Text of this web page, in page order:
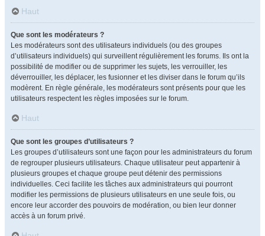
Haut
Que sont les modérateurs ?
Les modérateurs sont des utilisateurs individuels (ou des groupes
d’utilisateurs individuels) qui surveillent régulièrement les forums. Ils ont la
possibilité de modifier ou de supprimer les sujets, les verrouiller, les
déverrouiller, les déplacer, les fusionner et les diviser dans le forum qu’ils
modèrent. En règle générale, les modérateurs sont présents pour que les
utilisateurs respectent les règles imposées sur le forum.
Haut
Que sont les groupes d’utilisateurs ?
Les groupes d’utilisateurs sont une façon pour les administrateurs du forum
de regrouper plusieurs utilisateurs. Chaque utilisateur peut appartenir à
plusieurs groupes et chaque groupe peut détenir des permissions
individuelles. Ceci facilite les tâches aux administrateurs qui pourront
modifier les permissions de plusieurs utilisateurs en une seule fois, ou
encore leur accorder des pouvoirs de modération, ou bien leur donner
accès à un forum privé.